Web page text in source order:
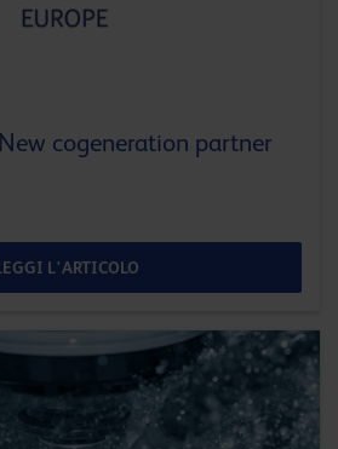
cogeneration partner
L'ARTICOLO